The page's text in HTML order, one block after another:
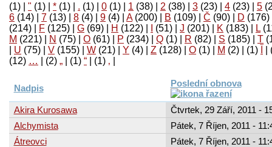
(1) " (1) * (1) . (1) 0 (1) 1 (38) 2 (38) 3 (23) 4 (23) 5
6 (14) 7 (13) 8 (4) 9 (4) A(200) B (109) Č (90) D (176)
(214)
F (125) G (69) H (122) (51) J (201) K (183) L
M (221) N (75) O (61) P (234) Q (1) R (82) S (185) T
U (75) V (155) W (21) Y (4) Z (128) Ο (1) М (2)
(1)
‚
(1)
“
(1)
„
(2)
…
(12)
Nadpis Poslední obnova
Akira Kurosawa
Čtvrtek, 29 Září, 2011 -
Alchymista
Pátek, 7 Říjen, 2011 -
Átreovci
Pátek, 7 Říjen, 2011 -